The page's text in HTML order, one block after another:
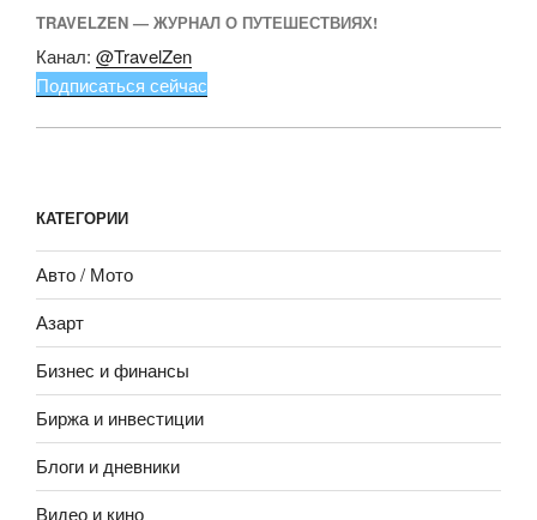
TRAVELZEN — ЖУРНАЛ О ПУТЕШЕСТВИЯХ!
Канал: @TravelZen
Подписаться сейчас
КАТЕГОРИИ
Авто / Мото
Азарт
Бизнес и финансы
Биржа и инвестиции
Блоги и дневники
Видео и кино